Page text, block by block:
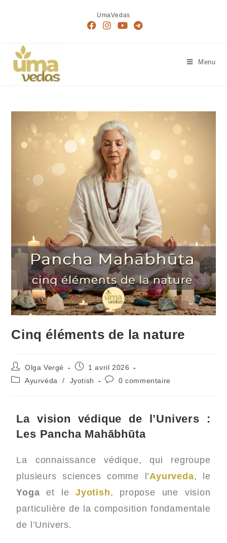
UmaVedas
Menu
Cinq éléments de la nature
Olga Vergé
1 avril 2026
Ayurvéda
/ Jyotish 0 commentaire
La vision védique de l’Univers :
Les Pancha Mahābhūta
La connaissance védique, qui regroupe
plusieurs sciences comme l’Ayurveda, le
Yoga et leJyotish, propose une vision
particulière de la composition fondamentale
de l’Univers.